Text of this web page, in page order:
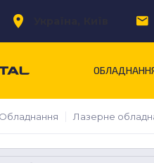
Обладнання Лазерне